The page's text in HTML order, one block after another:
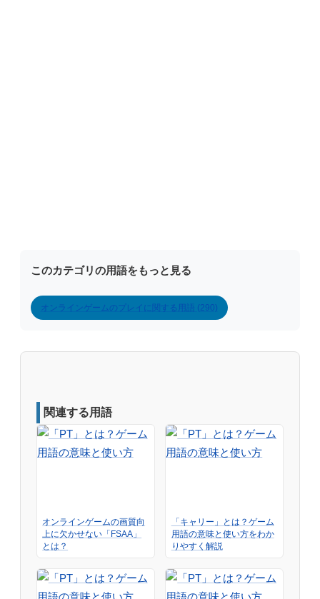
このカテゴリの用語をもっと見る
オンラインゲームのプレイに関する用語 (290)
関連する用語
オンラインゲームの画質向
上に欠かせない「FSAA」
とは？
「キャリー」とは？ゲーム
用語の意味と使い方をわか
りやすく解説